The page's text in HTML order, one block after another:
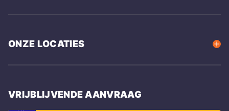
ONZE LOCATIES
VRIJBLIJVENDE AANVRAAG